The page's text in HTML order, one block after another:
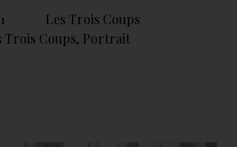
Les Trois Coups
Trois Coups, Portrait